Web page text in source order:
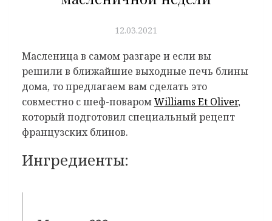
12.03.2021
Масленица в самом разгаре и если вы
решили в ближайшие выходные печь блины
дома, то предлагаем вам сделать это
совместно с шеф-поваромWilliams Et Oliver,
который подготовил специальный рецепт
французских блинов.
Ингредиенты: